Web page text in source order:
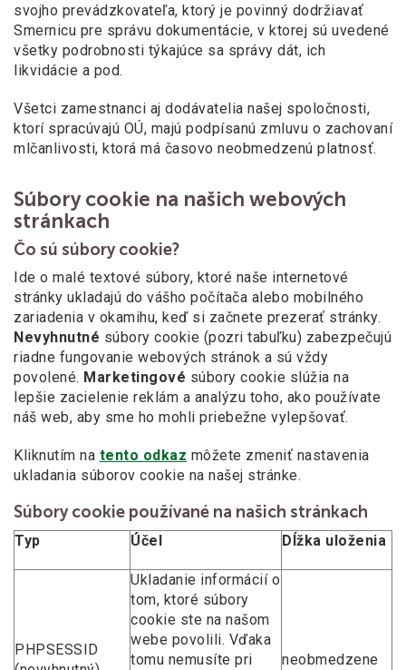
svojho prevádzkovateľa, ktorý je povinný dodržiavať
Smernicu pre správu dokumentácie, v ktorej sú uvedené
všetky podrobnosti týkajúce sa správy dát, ich
likvidácie a pod.
Všetci zamestnanci aj dodávatelia našej spoločnosti,
ktorí spracúvajú OÚ, majú podpísanú zmluvu o zachovaní
mlčanlivosti, ktorá má časovo neobmedzenú platnosť.
Súbory cookie na našich webových
stránkach
Čo sú súbory cookie?
Ide o malé textové súbory, ktoré naše internetové
stránky ukladajú do vášho počítača alebo mobilného
zariadenia v okamihu, keď si začnete prezerať stránky.
Nevyhnutné súbory cookie (pozri tabuľku) zabezpečujú
riadne fungovanie webových stránok a sú vždy
povolené. Marketingové súbory cookie slúžia na
lepšie zacielenie reklám a analýzu toho, ako používate
náš web, aby sme ho mohli priebežne vylepšovať.
Kliknutím na tento odkaz môžete zmeniť nastavenia
ukladania súborov cookie na našej stránke.
Súbory cookie používané na našich stránkach
Typ Účel Dĺžka uloženia
PHPSESSID
Ukladanie informácií o
tom, ktoré súbory
cookie ste na našom
webe povolili. Vďaka
tomu nemusíte pri
neobmedzene